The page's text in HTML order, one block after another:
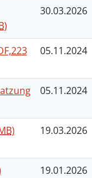
)
30.03.2026
05.11.2024
05.11.2024
) 19.03.2026
19.01.2026